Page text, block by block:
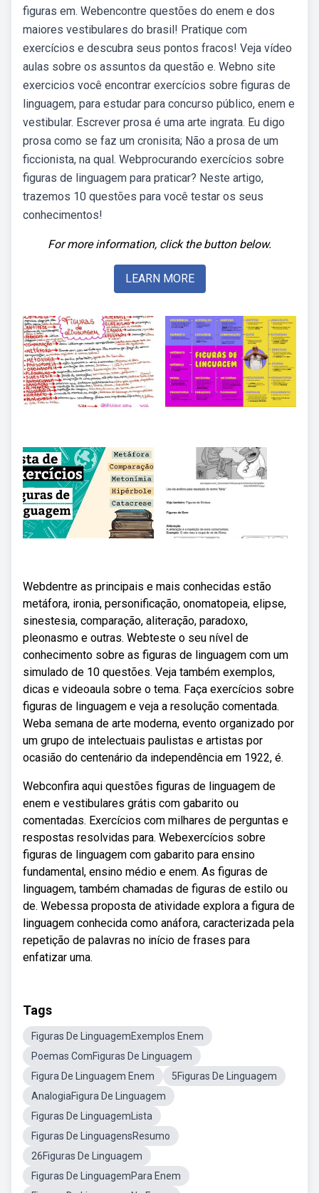
figuras em. Webencontre questões do enem e dos
maiores vestibulares do brasil! Pratique com
exercícios e descubra seus pontos fracos! Veja vídeo
aulas sobre os assuntos da questão e. Webno site
exercicios você encontrar exercícios sobre figuras de
linguagem, para estudar para concurso público, enem e
vestibular. Escrever prosa é uma arte ingrata. Eu digo
prosa como se faz um cronisita; Não a prosa de um
ficcionista, na qual. Webprocurando exercícios sobre
figuras de linguagem para praticar? Neste artigo,
trazemos 10 questões para você testar os seus
conhecimentos!
For more information, click the button below.
LEARN MORE
Webdentre as principais e mais conhecidas estão
metáfora, ironia, personificação, onomatopeia, elipse,
sinestesia, comparação, aliteração, paradoxo,
pleonasmo e outras. Webteste o seu nível de
conhecimento sobre as figuras de linguagem com um
simulado de 10 questões. Veja também exemplos,
dicas e videoaula sobre o tema. Faça exercícios sobre
figuras de linguagem e veja a resolução comentada.
Weba semana de arte moderna, evento organizado por
um grupo de intelectuais paulistas e artistas por
ocasião do centenário da independência em 1922, é.
Webconfira aqui questões figuras de linguagem de
enem e vestibulares grátis com gabarito ou
comentadas. Exercícios com milhares de perguntas e
respostas resolvidas para. Webexercícios sobre
figuras de linguagem com gabarito para ensino
fundamental, ensino médio e enem. As figuras de
linguagem, também chamadas de figuras de estilo ou
de. Webessa proposta de atividade explora a figura de
linguagem conhecida como anáfora, caracterizada pela
repetição de palavras no início de frases para
enfatizar uma.
Tags
Figuras De LinguagemExemplos Enem
Poemas ComFiguras De Linguagem
Figura De Linguagem Enem
5Figuras De Linguagem
AnalogiaFigura De Linguagem
Figuras De LinguagemLista
Figuras De LinguagensResumo
26Figuras De Linguagem
Figuras De LinguagemPara Enem